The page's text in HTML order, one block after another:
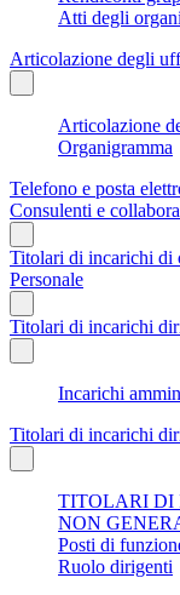
Atti degli
Articolazione degli
Articolazione
Organigramma
Telefono e posta
Consulenti e
Titolari di incarichi di
Personale
Titolari di incarichi
Incarichi
Titolari di incarichi
TITOLARI DI
NON
Posti di
Ruolo dirigenti